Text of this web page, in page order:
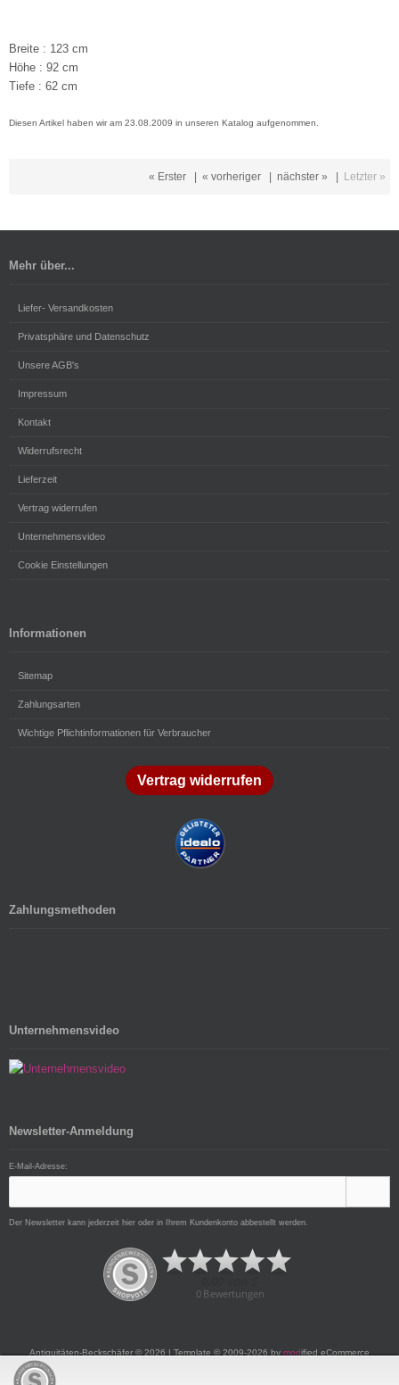
Breite : 123 cm
Höhe : 92 cm
Tiefe : 62 cm
Diesen Artikel haben wir am 23.08.2009 in unseren Katalog aufgenommen.
« Erster « vorheriger nächster » Letzter »
Mehr über...
Liefer- Versandkosten
Privatsphäre und Datenschutz
Unsere AGB's
Impressum
Kontakt
Widerrufsrecht
Lieferzeit
Vertrag widerrufen
Unternehmensvideo
Cookie Einstellungen
Informationen
Sitemap
Zahlungsarten
Wichtige Pflichtinformationen für Verbraucher
Vertrag widerrufen
Zahlungsmethoden
Unternehmensvideo
Newsletter-Anmeldung
E-Mail-Adresse:
Der Newsletter kann jederzeit hier oder in Ihrem Kundenkonto abbestellt werden.
Antiquitäten-Beckschäfer © 2026 | Template © 2009-2026 by modified eCommerce